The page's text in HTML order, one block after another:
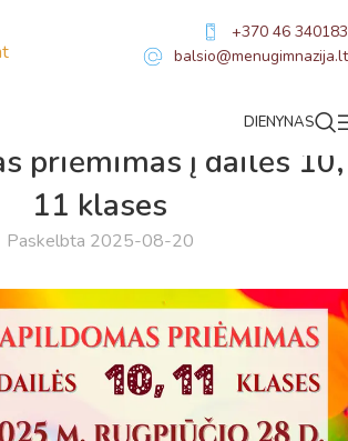
+370 46 340183
balsio@menugimnazija.lt
DIENYNAS
priėmimas į dailės 10,
11 klases
Paskelbta 2025-08-20
E. Balsio gimnazijos DI